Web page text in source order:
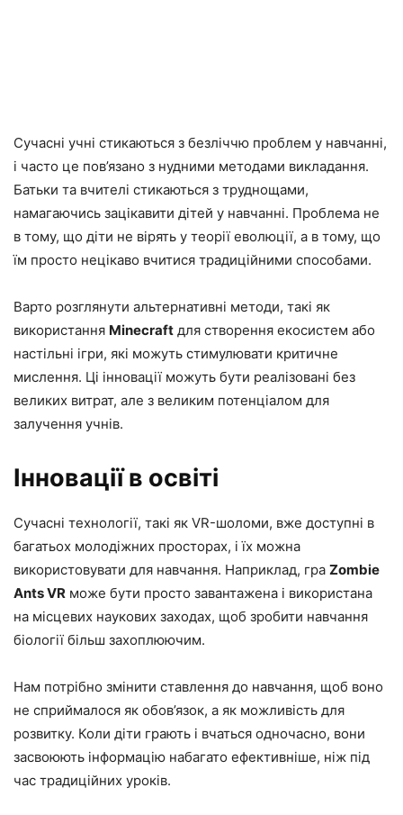
Сучасні учні стикаються з безліччю проблем у навчанні,
і часто це пов’язано з нудними методами викладання.
Батьки та вчителі стикаються з труднощами,
намагаючись зацікавити дітей у навчанні. Проблема не
в тому, що діти не вірять у теорії еволюції, а в тому, що
їм просто нецікаво вчитися традиційними способами.
Варто розглянути альтернативні методи, такі як
використання Minecraft для створення екосистем або
настільні ігри, які можуть стимулювати критичне
мислення. Ці інновації можуть бути реалізовані без
великих витрат, але з великим потенціалом для
залучення учнів.
Інновації в освіті
Сучасні технології, такі як VR-шоломи, вже доступні в
багатьох молодіжних просторах, і їх можна
використовувати для навчання. Наприклад, гра Zombie
Ants VR може бути просто завантажена і використана
на місцевих наукових заходах, щоб зробити навчання
біології більш захоплюючим.
Нам потрібно змінити ставлення до навчання, щоб воно
не сприймалося як обов’язок, а як можливість для
розвитку. Коли діти грають і вчаться одночасно, вони
засвоюють інформацію набагато ефективніше, ніж під
час традиційних уроків.